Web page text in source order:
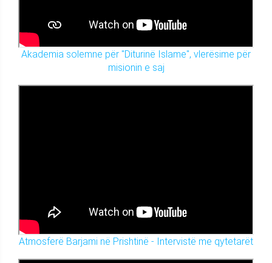
Akademia solemne për "Diturinë Islame", vlerësime për
misionin e saj
Atmosferë Barjami në Prishtinë - Intervistë me qytetarët